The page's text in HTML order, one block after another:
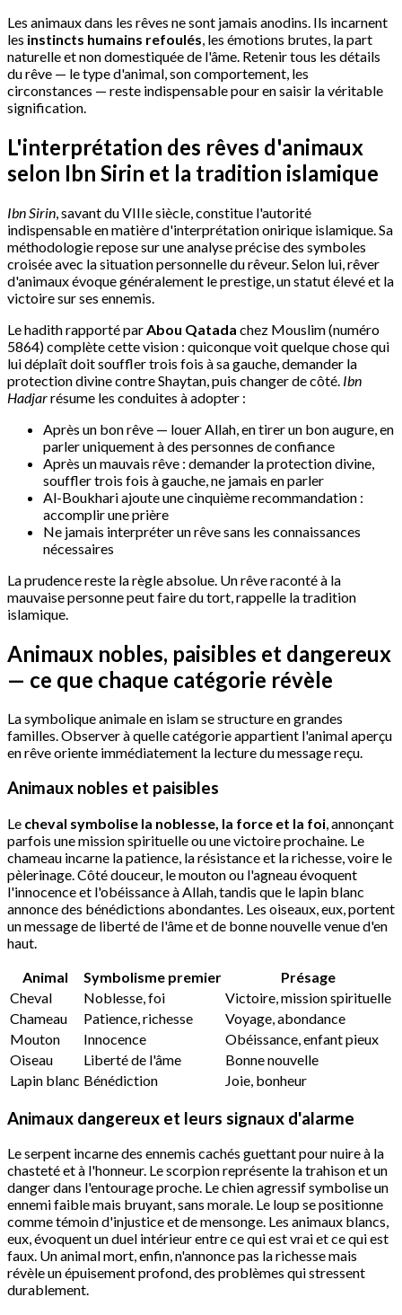
Les animaux dans les rêves ne sont jamais anodins. Ils incarnent
les instincts humains refoulés, les émotions brutes, la part
naturelle et non domestiquée de l'âme. Retenir tous les détails
du rêve — le type d'animal, son comportement, les
circonstances — reste indispensable pour en saisir la véritable
signification.
L'interprétation des rêves d'animaux
selon Ibn Sirin et la tradition islamique
Ibn Sirin , savant du VIIIe siècle, constitue l'autorité
indispensable en matière d'interprétation onirique islamique. Sa
méthodologie repose sur une analyse précise des symboles
croisée avec la situation personnelle du rêveur. Selon lui, rêver
d'animaux évoque généralement le prestige, un statut élevé et la
victoire sur ses ennemis.
Le hadith rapporté par Abou Qatada chez Mouslim (numéro
5864) complète cette vision : quiconque voit quelque chose qui
lui déplaît doit souffler trois fois à sa gauche, demander la
protection divine contre Shaytan, puis changer de côté. Ibn
Hadjarrésume les conduites à adopter :
Après un bon rêve — louer Allah, en tirer un bon augure, en
parler uniquement à des personnes de confiance
Après un mauvais rêve : demander la protection divine,
souffler trois fois à gauche, ne jamais en parler
Al-Boukhari ajoute une cinquième recommandation :
accomplir une prière
Ne jamais interpréter un rêve sans les connaissances
nécessaires
La prudence reste la règle absolue. Un rêve raconté à la
mauvaise personne peut faire du tort, rappelle la tradition
islamique.
Animaux nobles, paisibles et dangereux
— ce que chaque catégorie révèle
La symbolique animale en islam se structure en grandes
familles. Observer à quelle catégorie appartient l'animal aperçu
en rêve oriente immédiatement la lecture du message reçu.
Animaux nobles et paisibles
Le cheval symbolise la noblesse, la force et la foi, annonçant
parfois une mission spirituelle ou une victoire prochaine. Le
chameau incarne la patience, la résistance et la richesse, voire le
pèlerinage. Côté douceur, le mouton ou l'agneau évoquent
l'innocence et l'obéissance à Allah, tandis que le lapin blanc
annonce des bénédictions abondantes. Les oiseaux, eux, portent
un message de liberté de l'âme et de bonne nouvelle venue d'en
haut.
Animal
Symbolisme premier
Présage
Cheval
Noblesse, foi
Victoire, mission spirituelle
Chameau
Patience, richesse
Voyage, abondance
Mouton
Innocence
Obéissance, enfant pieux
Oiseau
Liberté de l'âme
Bonne nouvelle
Lapin blanc Bénédiction Joie, bonheur
Animaux dangereux et leurs signaux d'alarme
Le serpent incarne des ennemis cachés guettant pour nuire à la
chasteté et à l'honneur. Le scorpion représente la trahison et un
danger dans l'entourage proche. Le chien agressif symbolise un
ennemi faible mais bruyant, sans morale. Le loup se positionne
comme témoin d'injustice et de mensonge. Les animaux blancs,
eux, évoquent un duel intérieur entre ce qui est vrai et ce qui est
faux. Un animal mort, enfin, n'annonce pas la richesse mais
révèle un épuisement profond, des problèmes qui stressent
durablement.